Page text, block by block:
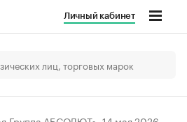
Личный кабинет